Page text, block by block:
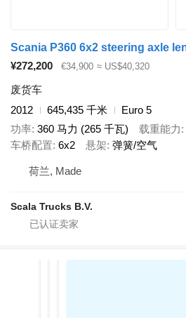
¥272,200 €34,900 ≈ US$40,320
废货车
2012
645,435 千米
Euro 5
功率 360 马力 (265 千瓦) 载重能力
车桥配置 6x2 悬架 弹簧/空气
荷兰, Made
Scala Trucks B.V.